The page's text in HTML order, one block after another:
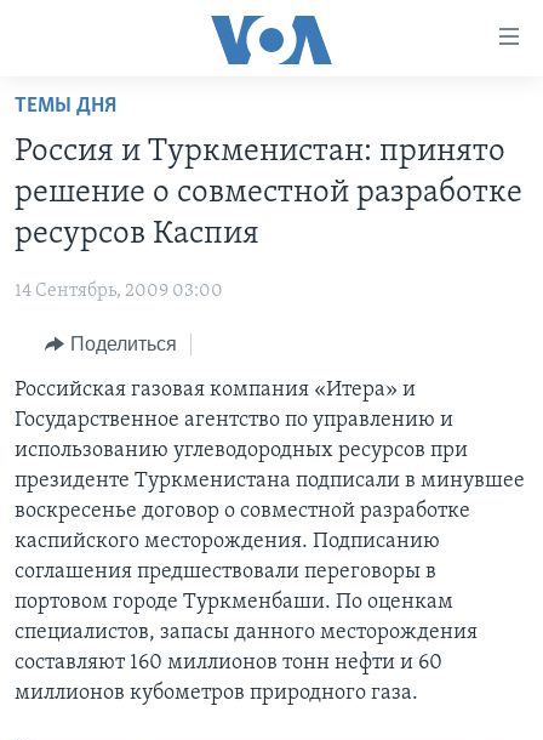
Перейти
основной
контент
Перейти
основной
навигации
Перейти
поиск
ИТОГИ
ПОЧЕМУ ЭТО ВАЖНО?
ДИСКУССИЯ VOA
ДЕТАЛИ
НЬЮ-ЙОРК NEW YORK
АМЕРИКА. БОЛЬШОЕ ПУТЕШЕСТВИЕ
ПРОЕКТЫ
НАША АМЕРИКАНСКАЯ ИСТОРИЯ
А КАК В АМЕРИКЕ?
АРТЕФАКТЫ
АМЕРИКАНСКИЕ ГОРОДКИ
ТЕСТЫ
ИНТЕРВЬЮ
ФАКТЫ ПРОТИВ ФЕЙКОВ
ЗА СВОБОДУ ПРЕССЫ
УЧИМ АНГЛИЙСКИЙ
ВИДЕО
ПОДПИСКА НА НОВОСТИ
Learning English
СОЦИАЛЬНЫЕ СЕТИ
ТЕМЫ ДНЯ
Россия и Туркменистан: принято
решение о совместной разработке
ресурсов Каспия
14 Сентябрь, 2009 03:00
Поделиться
Российская газовая компания «Итера» и
Государственное агентство по управлению и
использованию углеводородных ресурсов при
президенте Туркменистана подписали в минувшее
воскресенье договор о совместной разработке
каспийского месторождения. Подписанию
соглашения предшествовали переговоры в
портовом городе Туркменбаши. По оценкам
специалистов, запасы данного месторождения
составляют 160 миллионов тонн нефти и 60
миллионов кубометров природного газа.